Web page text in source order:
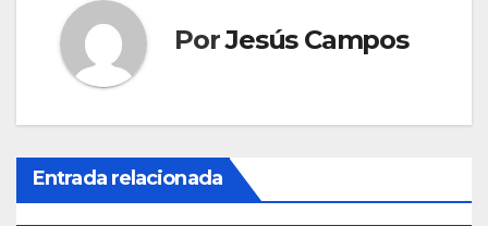
c
ó
n
d
PorJesús Campos
Entrada relacionada